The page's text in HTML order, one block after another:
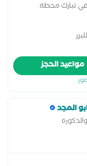
تبارك محطة
مواعيد الحجز
المجد